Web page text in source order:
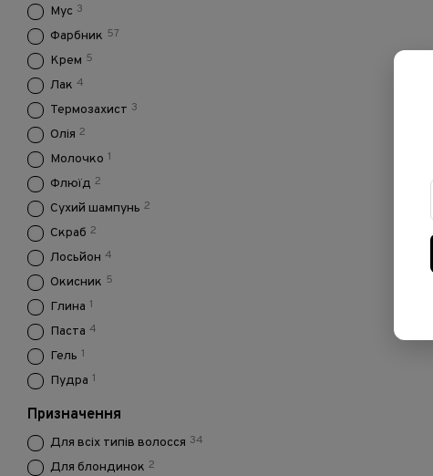
Мус 3
Фарбник 57
Крем 5
Лак 4
Термозахист 3
Олія 2
Молочко 1
Флюїд 2
Сухий шампунь 2
Скраб 2
Лосьйон 4
Окисник 5
Глина 1
Паста 4
Гель 1
Пудра 1
Призначення
Для всіх типів волосся 34
Для блондинок 2